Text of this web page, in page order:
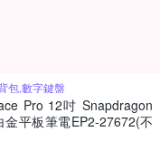
包,數字鍵盤
Pro 12吋 Snapdragon
金平板筆電EP2-27672(不